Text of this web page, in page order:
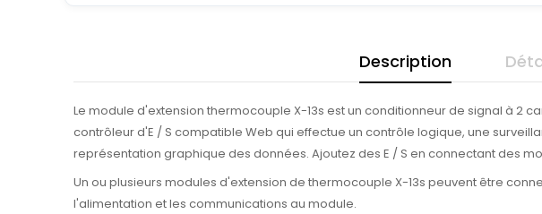
Description
Le module d'extension thermocouple X-13s est un conditionneur de signal à 2
contrôleur d'E / S compatible Web qui effectue un contrôle logique, une
représentation graphique des données. Ajoutez des E / S en connectant des
Un ou plusieurs modules d'extension de thermocouple X-13s peuvent être
l'alimentation et les communications au module.